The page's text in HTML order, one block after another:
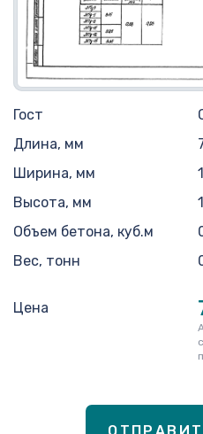
Гост
Длина, мм
Ширина, мм
Высота, мм
Объем бетона, куб.м
Вес, тонн
Цена